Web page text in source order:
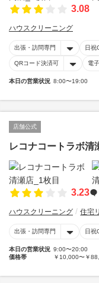
3.08
ハウスクリーニング
出張・訪問専門 日祝
QRコード決済可 電
本日の営業状況 8:00〜19:00
店舗公式
レコナコートラボ清
3.23
ハウスクリーニング 住宅
出張・訪問専門 日祝
本日の営業状況 9:00〜20:00
価格帯
￥10,000〜￥